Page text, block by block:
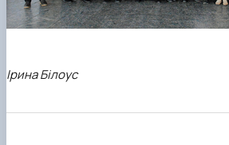
Ірина Білоус